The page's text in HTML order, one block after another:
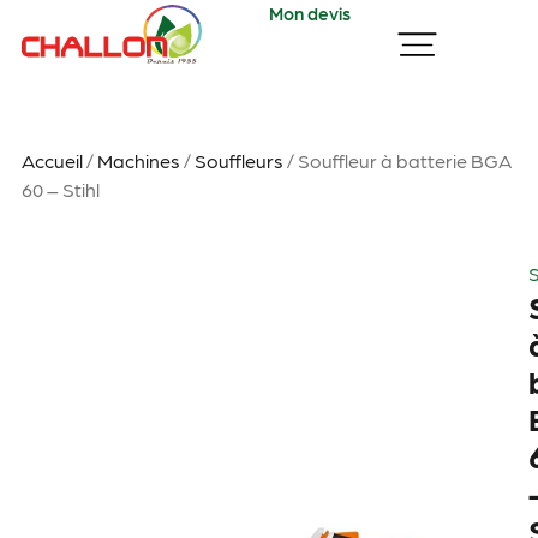
Mon devis
Accueil/ Machines / Souffleurs / Souffleur à batterie BGA
60 – Stihl